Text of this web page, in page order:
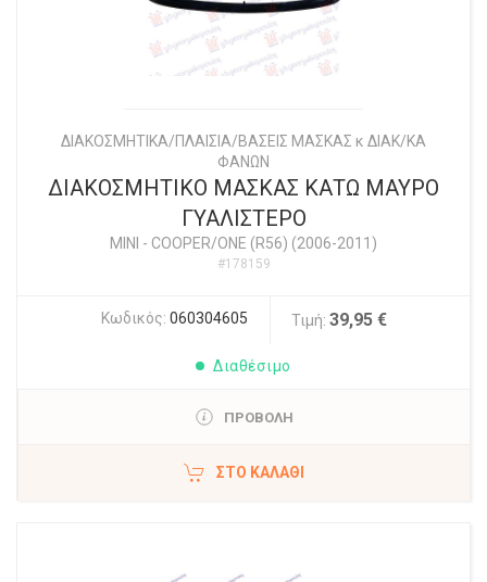
ΔΙΑΚΟΣΜΗΤΙΚΑ/ΠΛΑΙΣΙΑ/ΒΑΣΕΙΣ ΜΑΣΚΑΣ κ ΔΙΑΚ/ΚΑ
ΦΑΝΩΝ
ΔΙΑΚΟΣΜΗΤΙΚΟ ΜΑΣΚΑΣ ΚΑΤΩ ΜΑΥΡΟ
ΓΥΑΛΙΣΤΕΡΟ
MINI - COOPER/ONE (R56) (2006-2011)
#178159
Κωδικός: 060304605 Τιμή: 39,95 €
Διαθέσιμο
ΠΡΟΒΟΛΗ
ΣΤΟ ΚΑΛΆΘΙ